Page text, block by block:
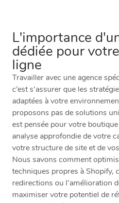
L'importance
dédiée pour
ligne
Travailler avec une agence
c’est s’assurer que les
adaptées à votre
proposons pas de solutions
est pensée pour votre
analyse approfondie de votre
votre structure de site et de
Nous savons comment
techniques propres à Shopify,
redirections ou l’amélioration
maximiser votre potentiel de